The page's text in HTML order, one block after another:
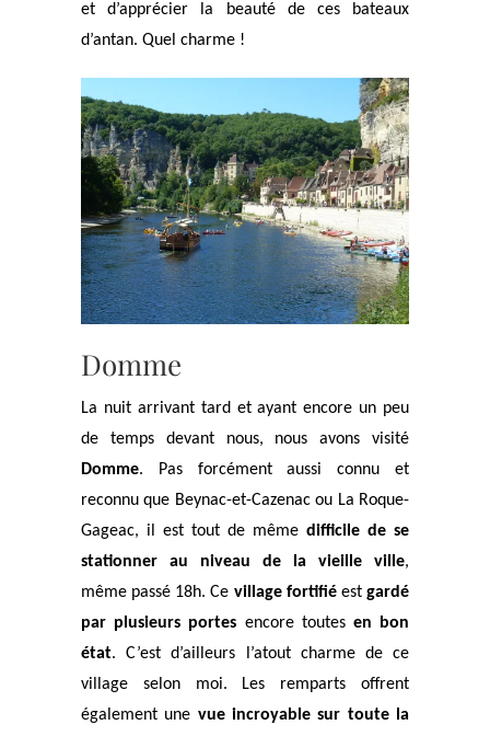
et d’apprécier la beauté de ces bateaux
d’antan. Quel charme !
Domme
La nuit arrivant tard et ayant encore un peu
de temps devant nous, nous avons visité
Domme. Pas forcément aussi connu et
reconnu que Beynac-et-Cazenac ou La Roque-
Gageac, il est tout de même difficile de se
stationner au niveau de la vieille ville,
même passé 18h. Ce village fortifiéestgardé
par plusieurs portes encore toutes en bon
état. C’est d’ailleurs l’atout charme de ce
village selon moi. Les remparts offrent
également une vue incroyable sur toute la